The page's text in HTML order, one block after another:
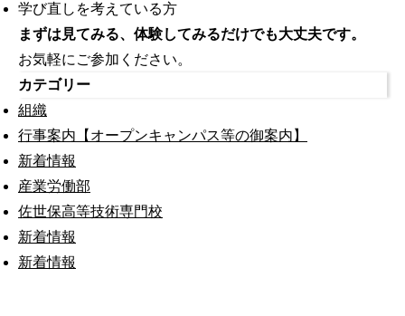
学び直しを考えている方
まずは見てみる、体験してみるだけでも大丈夫です。
お気軽にご参加ください。
カテゴリー
組織
行事案内【オープンキャンパス等の御案内】
新着情報
産業労働部
佐世保高等技術専門校
新着情報
新着情報